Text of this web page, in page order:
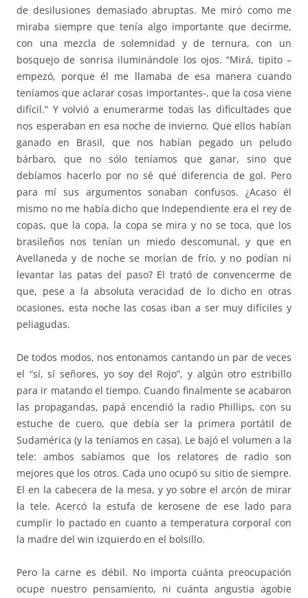
de desilusiones demasiado abruptas. Me miró como me
miraba siempre que tenía algo importante que decirme,
con una mezcla de solemnidad y de ternura, con un
bosquejo de sonrisa iluminándole los ojos. “Mirá, tipito –
empezó, porque él me llamaba de esa manera cuando
teníamos que aclarar cosas importantes-, que la cosa viene
difícil.” Y volvió a enumerarme todas las dificultades que
nos esperaban en esa noche de invierno. Que ellos habían
ganado en Brasil, que nos habían pegado un peludo
bárbaro, que no sólo teníamos que ganar, sino que
debíamos hacerlo por no sé qué diferencia de gol. Pero
para mí sus argumentos sonaban confusos. ¿Acaso él
mismo no me había dicho que Independiente era el rey de
copas, que la copa, la copa se mira y no se toca, que los
brasileños nos tenían un miedo descomunal, y que en
Avellaneda y de noche se morían de frío, y no podían ni
levantar las patas del paso? El trató de convencerme de
que, pese a la absoluta veracidad de lo dicho en otras
ocasiones, esta noche las cosas iban a ser muy difíciles y
peliagudas.
De todos modos, nos entonamos cantando un par de veces
el “sí, sí señores, yo soy del Rojo”, y algún otro estribillo
para ir matando el tiempo. Cuando finalmente se acabaron
las propagandas, papá encendió la radio Phillips, con su
estuche de cuero, que debía ser la primera portátil de
Sudamérica (y la teníamos en casa). Le bajó el volumen a la
tele: ambos sabíamos que los relatores de radio son
mejores que los otros. Cada uno ocupó su sitio de siempre.
El en la cabecera de la mesa, y yo sobre el arcón de mirar
la tele. Acercó la estufa de kerosene de ese lado para
cumplir lo pactado en cuanto a temperatura corporal con
la madre del win izquierdo en el bolsillo.
Pero la carne es débil. No importa cuánta preocupación
ocupe nuestro pensamiento, ni cuánta angustia agobie